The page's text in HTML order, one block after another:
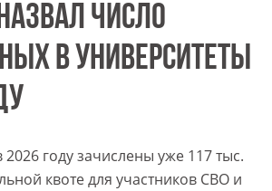
ЧИСЛО
В УНИВЕРСИТЕТЫ
2026 году зачислены уже 117 тыс.
квоте для участников СВО и